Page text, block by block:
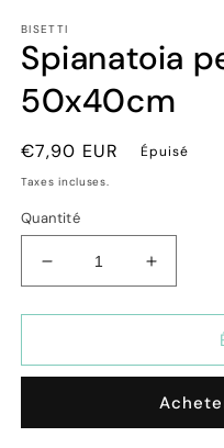
une
fenêtre
modale
BISETTI
Spianatoia
50x40cm
Prix
habituel
€7,90 EUR Épuisé
Taxes incluses.
Quantité
Réduire
la
quantité
Spianatoia
Fresca
la
quantité
Pasta
Fresca